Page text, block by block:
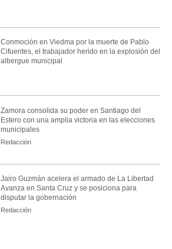
Conmoción en Viedma por la muerte de Pablo
Cifuentes, el trabajador herido en la explosión del
albergue municipal
Zamora consolida su poder en Santiago del
Estero con una amplia victoria en las elecciones
municipales
Redacción
Jairo Guzmán acelera el armado de La Libertad
Avanza en Santa Cruz y se posiciona para
disputar la gobernación
Redacción